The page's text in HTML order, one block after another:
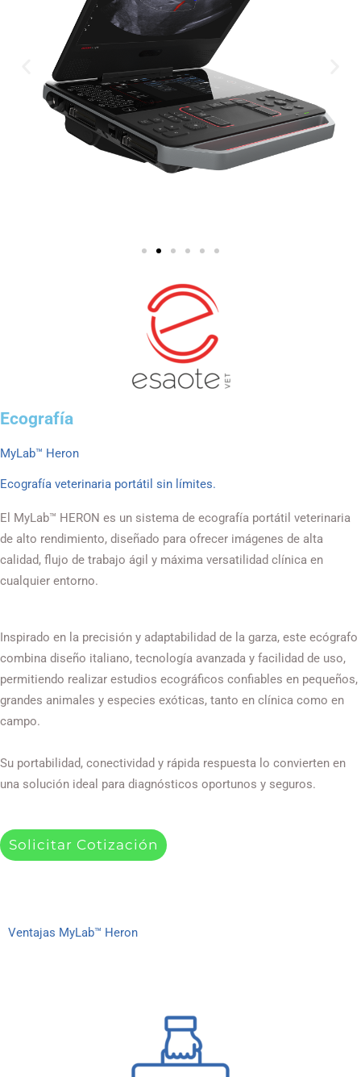
Ecografía
MyLab™ Heron
Ecografía veterinaria portátil sin límites.
El MyLab™ HERON es un sistema de ecografía portátil veterinaria
de alto rendimiento, diseñado para ofrecer imágenes de alta
calidad, flujo de trabajo ágil y máxima versatilidad clínica en
cualquier entorno.
Inspirado en la precisión y adaptabilidad de la garza, este ecógrafo
combina diseño italiano, tecnología avanzada y facilidad de uso,
permitiendo realizar estudios ecográficos confiables en pequeños,
grandes animales y especies exóticas, tanto en clínica como en
campo.
Su portabilidad, conectividad y rápida respuesta lo convierten en
una solución ideal para diagnósticos oportunos y seguros.
Solicitar Cotización
Ventajas MyLab™ Heron